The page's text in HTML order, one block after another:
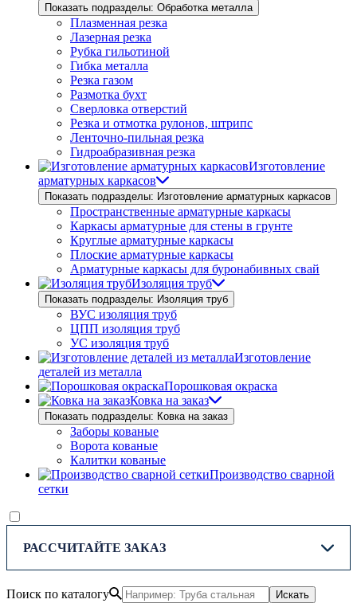
Показать подразделы: Обработка металла
Плазменная резка
Лазерная резка
Рубка гильотиной
Гибка металла
Резка газом
Размотка бухт
Сверловка отверстий
Резка и отмотка рулонов, штрипс
Ленточно-пильная резка
Гидроабразивная резка
Изготовление
арматурных каркасов
Показать подразделы: Изготовление арматурных каркасов
Пространственные арматурные каркасы
Каркасы арматурные для стены в грунте
Круглые арматурные каркасы
Плоские арматурные каркасы
Арматурные каркасы для буронабивных свай
Изоляция труб
Показать подразделы: Изоляция труб
ВУС изоляция труб
ЦПП изоляция труб
УС изоляция труб
Изготовление
деталей из металла
Порошковая окраска
Ковка на заказ
Показать подразделы: Ковка на заказ
Заборы кованые
Ворота кованые
Калитки кованые
Производство сварной
сетки
РАССЧИТАЙТЕ ЗАКАЗ
Поиск по каталогу Искать